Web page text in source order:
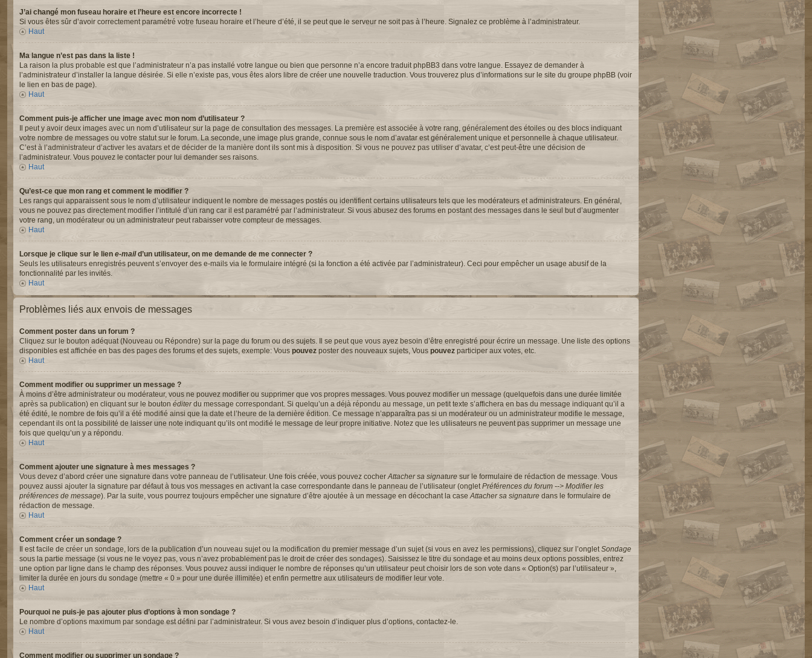
J’ai changé mon fuseau horaire et l’heure est encore incorrecte !
Si vous êtes sûr d’avoir correctement paramétré votre fuseau horaire et l’heure d’été, il se peut que le serveur ne soit pas à l’heure. Signalez ce problème à l’administrateur.
Haut
Ma langue n’est pas dans la liste !
La raison la plus probable est que l’administrateur n’a pas installé votre langue ou bien que personne n’a encore traduit phpBB3 dans votre langue. Essayez de demander à
l’administrateur d’installer la langue désirée. Si elle n’existe pas, vous êtes alors libre de créer une nouvelle traduction. Vous trouverez plus d’informations sur le site du groupe phpBB (voir
le lien en bas de page).
Haut
Comment puis-je afficher une image avec mon nom d’utilisateur ?
Il peut y avoir deux images avec un nom d’utilisateur sur la page de consultation des messages. La première est associée à votre rang, généralement des étoiles ou des blocs indiquant
votre nombre de messages ou votre statut sur le forum. La seconde, une image plus grande, connue sous le nom d’avatar est généralement unique et personnelle à chaque utilisateur.
C’est à l’administrateur d’activer les avatars et de décider de la manière dont ils sont mis à disposition. Si vous ne pouvez pas utiliser d’avatar, c’est peut-être une décision de
l’administrateur. Vous pouvez le contacter pour lui demander ses raisons.
Haut
Qu’est-ce que mon rang et comment le modifier ?
Les rangs qui apparaissent sous le nom d’utilisateur indiquent le nombre de messages postés ou identifient certains utilisateurs tels que les modérateurs et administrateurs. En général,
vous ne pouvez pas directement modifier l’intitulé d’un rang car il est paramétré par l’administrateur. Si vous abusez des forums en postant des messages dans le seul but d’augmenter
votre rang, un modérateur ou un administrateur peut rabaisser votre compteur de messages.
Haut
Lorsque je clique sur le lien e-maild’un utilisateur, on me demande de me connecter ?
Seuls les utilisateurs enregistrés peuvent s’envoyer des e-mails via le formulaire intégré (si la fonction a été activée par l’administrateur). Ceci pour empêcher un usage abusif de la
fonctionnalité par les invités.
Haut
Problèmes liés aux envois de messages
Comment poster dans un forum ?
Cliquez sur le bouton adéquat (Nouveau ou Répondre) sur la page du forum ou des sujets. Il se peut que vous ayez besoin d’être enregistré pour écrire un message. Une liste des options
disponibles est affichée en bas des pages des forums et des sujets, exemple: Vous pouvez poster des nouveaux sujets, Vous pouvez participer aux votes, etc.
Haut
Comment modifier ou supprimer un message ?
À moins d’être administrateur ou modérateur, vous ne pouvez modifier ou supprimer que vos propres messages. Vous pouvez modifier un message (quelquefois dans une durée limitée
après sa publication) en cliquant sur le bouton éditerdu message correspondant. Si quelqu’un a déjà répondu au message, un petit texte s’affichera en bas du message indiquant qu’il a
été édité, le nombre de fois qu’il a été modifié ainsi que la date et l’heure de la dernière édition. Ce message n’apparaîtra pas si un modérateur ou un administrateur modifie le message,
cependant ils ont la possibilité de laisser une note indiquant qu’ils ont modifié le message de leur propre initiative. Notez que les utilisateurs ne peuvent pas supprimer un message une
fois que quelqu’un y a répondu.
Haut
Comment ajouter une signature à mes messages ?
Vous devez d’abord créer une signature dans votre panneau de l’utilisateur. Une fois créée, vous pouvez cocher Attacher sa signature sur le formulaire de rédaction de message. Vous
pouvez aussi ajouter la signature par défaut à tous vos messages en activant la case correspondante dans le panneau de l’utilisateur (onglet Préférences du forum --> Modifier les
préférences de message). Par la suite, vous pourrez toujours empêcher une signature d’être ajoutée à un message en décochant la case Attacher sa signature dans le formulaire de
rédaction de message.
Haut
Comment créer un sondage ?
Il est facile de créer un sondage, lors de la publication d’un nouveau sujet ou la modification du premier message d’un sujet (si vous en avez les permissions), cliquez sur l’onglet Sondage
sous la partie message (si vous ne le voyez pas, vous n’avez probablement pas le droit de créer des sondages). Saisissez le titre du sondage et au moins deux options possibles, entrez
une option par ligne dans le champ des réponses. Vous pouvez aussi indiquer le nombre de réponses qu’un utilisateur peut choisir lors de son vote dans « Option(s) par l’utilisateur »,
limiter la durée en jours du sondage (mettre « 0 » pour une durée illimitée) et enfin permettre aux utilisateurs de modifier leur vote.
Haut
Pourquoi ne puis-je pas ajouter plus d’options à mon sondage ?
Le nombre d’options maximum par sondage est défini par l’administrateur. Si vous avez besoin d’indiquer plus d’options, contactez-le.
Haut
Comment modifier ou supprimer un sondage ?